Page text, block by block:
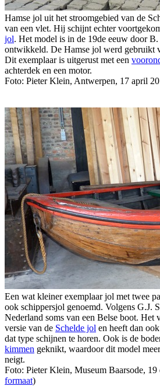
Hamse jol uit het stroomgebied van de
van een vlet. Hij schijnt echter
jol. Het model is in de 19de eeuw door
ontwikkeld. De Hamse jol werd gebruikt
Dit exemplaar is uitgerust met een
achterdek en een motor.
Foto: Pieter Klein, Antwerpen, 17 april
Een wat kleiner exemplaar jol met twee
ook schippersjol genoemd. Volgens G.J.
Nederland soms van een Belse boot. Het
versie van de Schelde jol en heeft dan
dat type schijnen te horen. Ook is de
kimmen geknikt, waardoor dit model
neigt.
Foto: Pieter Klein, Museum Baarsode,
formaat)